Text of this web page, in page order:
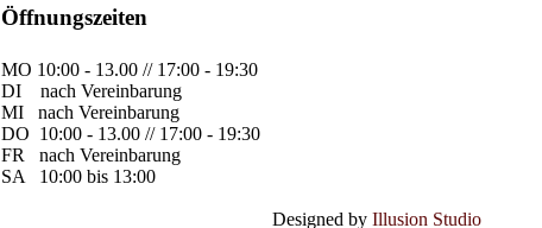
Öffnungszeiten
MO 10:00 - 13.00 // 17:00 - 19:30
DI
nach Vereinbarung
MI
nach Vereinbarung
DO 10:00 - 13.00 // 17:00 - 19:30
FR
nach Vereinbarung
SA
10:00 bis 13:00
Designed by Illusion Studio